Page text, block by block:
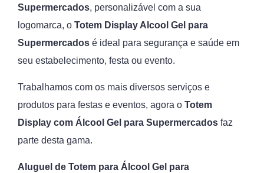
Supermercados, personalizável com a sua
logomarca, o Totem Display Alcool Gel para
Supermercados é ideal para segurança e saúde em
seu estabelecimento, festa ou evento.
Trabalhamos com os mais diversos serviços e
produtos para festas e eventos, agora o Totem
Display com Álcool Gel para Supermercados faz
parte desta gama.
Aluguel de Totem para Álcool Gel para